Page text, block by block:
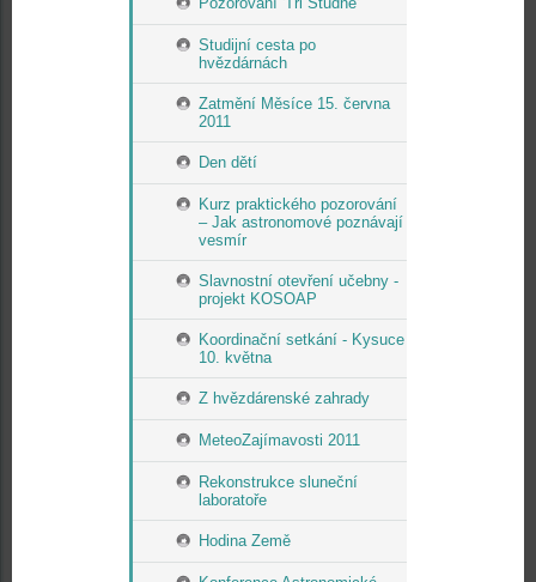
Studijní cesta po
hvězdárnách
Zatmění Měsíce 15. června
2011
Den dětí
Kurz praktického pozorování
– Jak astronomové poznávají
vesmír
Slavnostní otevření učebny -
projekt KOSOAP
Koordinační setkání - Kysuce
10. května
Z hvězdárenské zahrady
MeteoZajímavosti 2011
Rekonstrukce sluneční
laboratoře
Hodina Země